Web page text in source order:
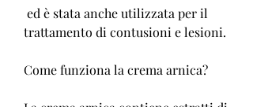
trattamento di contusioni e lesioni.
Come funziona la crema arnica?